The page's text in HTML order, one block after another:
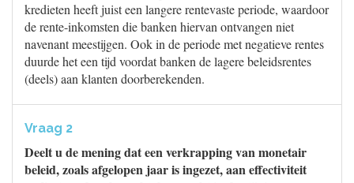
kredieten heeft juist een langere rentevaste periode, waardoor
de rente-inkomsten die banken hiervan ontvangen niet
navenant meestijgen. Ook in de periode met negatieve rentes
duurde het een tijd voordat banken de lagere beleidsrentes
(deels) aan klanten doorberekenden.
Vraag 2
Deelt u de mening dat een verkrapping van monetair
beleid, zoals afgelopen jaar is ingezet, aan effectiviteit